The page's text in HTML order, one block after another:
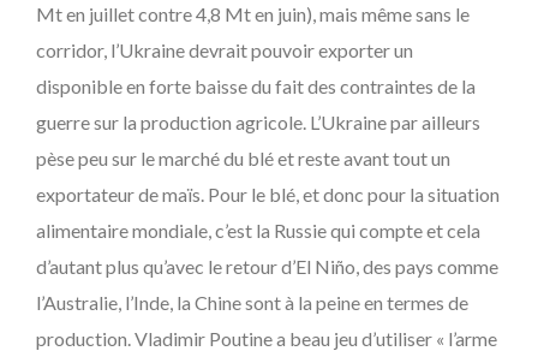
Mt en juillet contre 4,8 Mt en juin), mais même sans le
corridor, l’Ukraine devrait pouvoir exporter un
disponible en forte baisse du fait des contraintes de la
guerre sur la production agricole. L’Ukraine par ailleurs
pèse peu sur le marché du blé et reste avant tout un
exportateur de maïs. Pour le blé, et donc pour la situation
alimentaire mondiale, c’est la Russie qui compte et cela
d’autant plus qu’avec le retour d’El Niño, des pays comme
l’Australie, l’Inde, la Chine sont à la peine en termes de
production. Vladimir Poutine a beau jeu d’utiliser « l’arme